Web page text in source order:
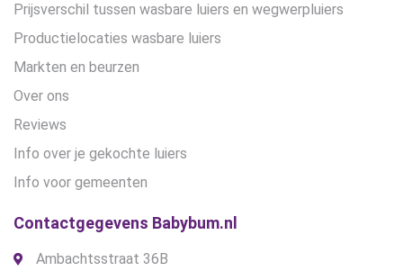
Prijsverschil tussen wasbare luiers en wegwerpluiers
Productielocaties wasbare luiers
Markten en beurzen
Over ons
Reviews
Info over je gekochte luiers
Info voor gemeenten
Contactgegevens Babybum.nl
Ambachtsstraat 36B